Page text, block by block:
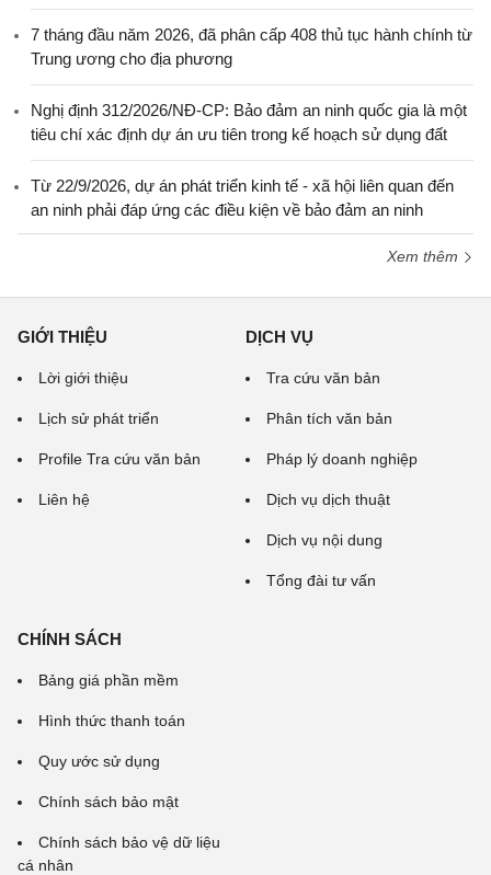
7 tháng đầu năm 2026, đã phân cấp 408 thủ tục hành chính từ
Trung ương cho địa phương
Nghị định 312/2026/NĐ-CP: Bảo đảm an ninh quốc gia là một
tiêu chí xác định dự án ưu tiên trong kế hoạch sử dụng đất
Từ 22/9/2026, dự án phát triển kinh tế - xã hội liên quan đến
an ninh phải đáp ứng các điều kiện về bảo đảm an ninh
Xem thêm
GIỚI THIỆU
Lời giới thiệu
Lịch sử phát triển
Profile Tra cứu văn bản
Liên hệ
DỊCH VỤ
Tra cứu văn bản
Phân tích văn bản
Pháp lý doanh nghiệp
Dịch vụ dịch thuật
Dịch vụ nội dung
Tổng đài tư vấn
CHÍNH SÁCH
Bảng giá phần mềm
Hình thức thanh toán
Quy ước sử dụng
Chính sách bảo mật
Chính sách bảo vệ dữ liệu
cá nhân